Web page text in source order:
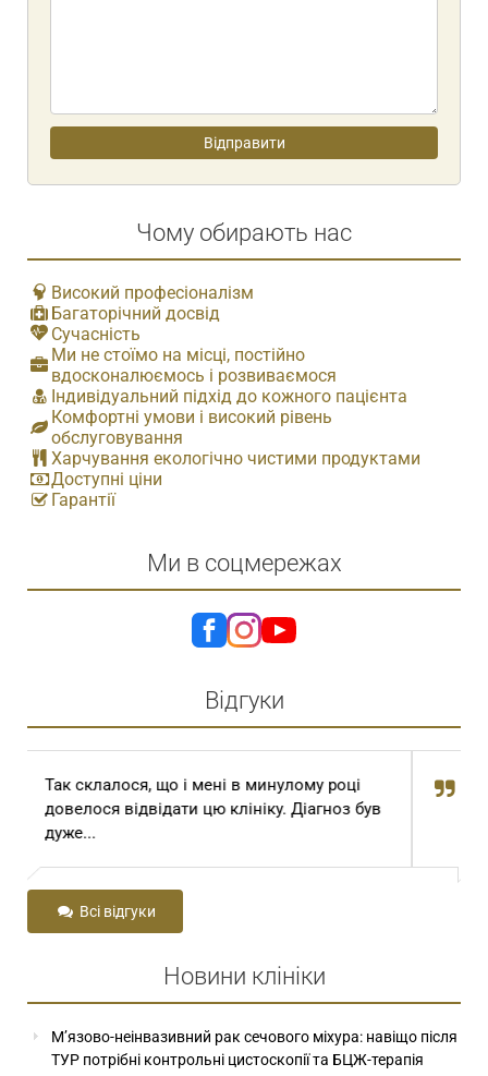
Чому обирають нас
Високий професіоналізм
Багаторічний досвід
Сучасність
Ми не стоїмо на місці, постійно
вдосконалюємось і розвиваємося
Індивідуальний підхід до кожного пацієнта
Комфортні умови і високий рівень
обслуговування
Харчування екологічно чистими продуктами
Доступні ціни
Гарантії
Ми в соцмережах
Відгуки
Шановний Степан Томович та Степан
Степанович! Сам Господь Бог привів мене
Всі відгуки
Новини клініки
М’язово-неінвазивний рак сечового міхура: навіщо після
ТУР потрібні контрольні цистоскопії та БЦЖ-терапія